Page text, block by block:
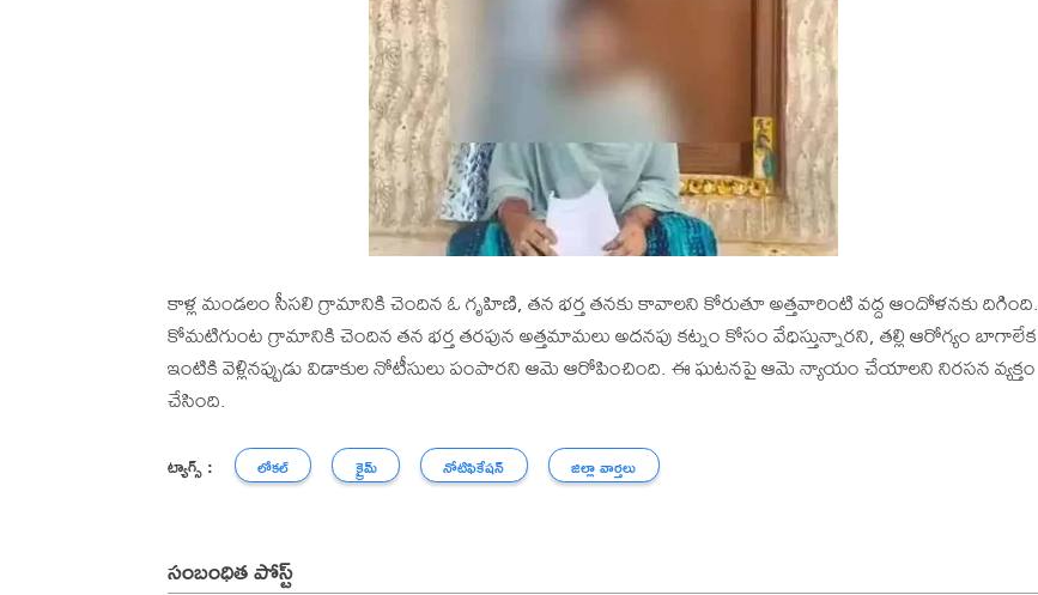
కాళ్ల మండలం సీసలి గ్రామానికి చెందిన ఓ గృహిణి, తన భర్త తనకు కావాలని కోరుతూ అత్తవారింటి వద్ద ఆందోళనకు దిగింది.
కోమటిగుంట గ్రామానికి చెందిన తన భర్త తరపున అత్తమామలు అదనపు కట్నం కోసం వేధిస్తున్నారని, తల్లి ఆరోగ్యం బాగాలేక
ఇంటికి వెళ్లినప్పుడు విడాకుల నోటీసులు పంపారని ఆమె ఆరోపించింది. ఈ ఘటనపై ఆమె న్యాయం చేయాలని నిరసన వ్యక్తం
చేసింది.
ట్యాగ్స్ : లోకల్ క్రైమ్ నోటిఫికేషన్ జిల్లా వార్తలు
సంబంధిత పోస్ట్